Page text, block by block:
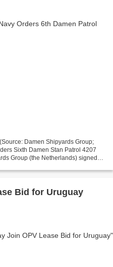
Damen Shipyards Group;
Sixth Damen Stan Patrol 4207
Group (the Netherlands) signed
Bid for Uruguay